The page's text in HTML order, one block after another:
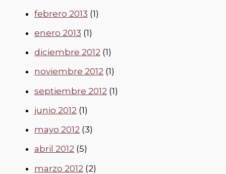
febrero 2013 (1)
enero 2013 (1)
diciembre 2012 (1)
noviembre 2012 (1)
septiembre 2012 (1)
junio 2012 (1)
mayo 2012 (3)
abril 2012 (5)
marzo 2012 (2)